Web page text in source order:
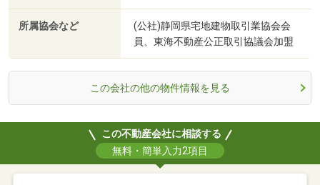
所属協会など
(公社)静岡県宅地建物取引業協会会
員、東海不動産公正取引協議会加盟
この会社の他の物件情報を見る
この不動産会社に相談する
無料・簡単入力2項目